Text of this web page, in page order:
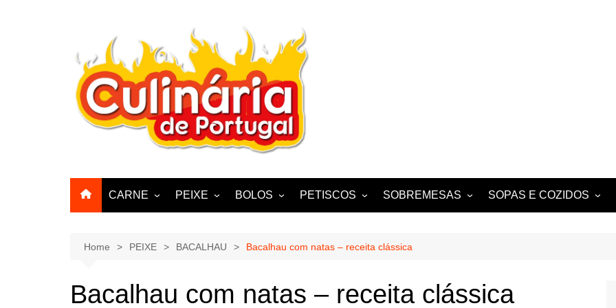
CARNE
FRANGO, PERÚ, PATO
PEIXE
POLVO, LULAS, CHOCO
BOLOS
BISCOITOS
PASTEIS, QUEQUES E
CUPCAKES
PETISCOS
SALADAS
SOBREMESAS
FOLHADOS
TARTES E TORTAS
DOCES
SOPAS E COZIDOS
GUISADOS
Home PEIXE BACALHAU Bacalhau com natas – receita clássica
Bacalhau com natas – receita clássica